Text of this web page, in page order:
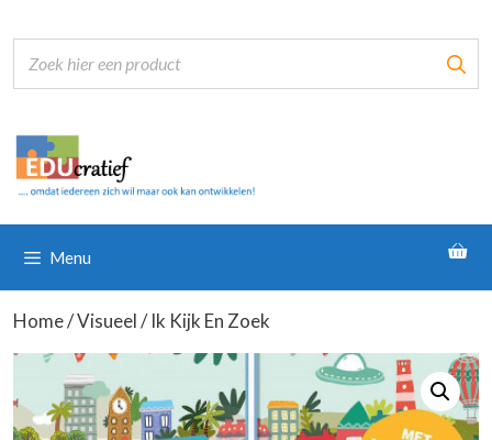
naar
inhoud
Menu
Home/Visueel/ Ik Kijk En Zoek